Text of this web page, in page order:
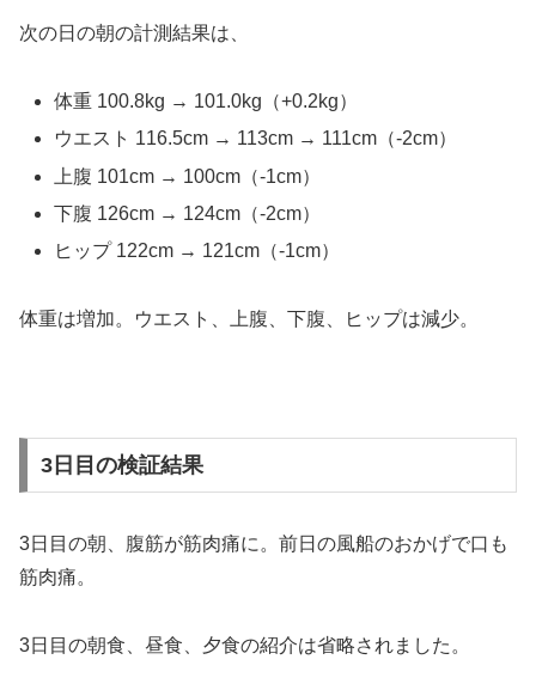
次の日の朝の計測結果は、
体重 100.8kg → 101.0kg（+0.2kg）
ウエスト 116.5cm → 113cm → 111cm（-2cm）
上腹 101cm → 100cm（-1cm）
下腹 126cm → 124cm（-2cm）
ヒップ 122cm → 121cm（-1cm）
体重は増加。ウエスト、上腹、下腹、ヒップは減少。
3日目の検証結果
3日目の朝、腹筋が筋肉痛に。前日の風船のおかげで口も
筋肉痛。
3日目の朝食、昼食、夕食の紹介は省略されました。